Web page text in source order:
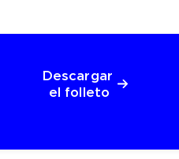
Descargar
el folleto